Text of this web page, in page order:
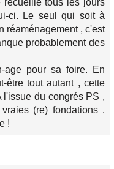
recueille tous les jours
ci. Le seul qui soit à
réaménagement , c'est
probablement des
age pour sa foire. En
être tout autant , cette
l'issue du congrés PS ,
(re) fondations .
!